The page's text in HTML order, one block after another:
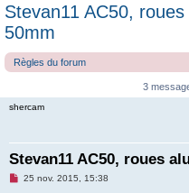
Stevan11 AC50,
50mm
Règles du forum
3
shercam
Stevan11 AC50, roues
M25 nov. 2015, 15:38